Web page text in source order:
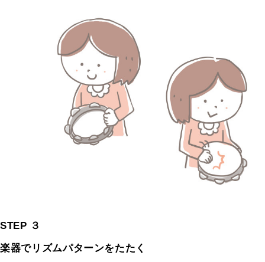
STEP ３
楽器でリズムパターンをたたく